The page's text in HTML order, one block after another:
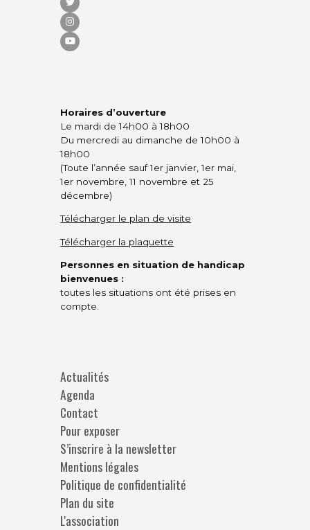
Horaires d’ouverture
Le mardi de 14h00 à 18h00
Du mercredi au dimanche de 10h00 à
18h00
(Toute l’année sauf 1er janvier, 1er mai,
1er novembre, 11 novembre et 25
décembre)
Télécharger le plan de visite
Télécharger la plaquette
Personnes en situation de handicap
bienvenues :
toutes les situations ont été prises en
compte.
Actualités
Agenda
Contact
Pour exposer
S’inscrire à la newsletter
Mentions légales
Politique de confidentialité
Plan du site
L'association